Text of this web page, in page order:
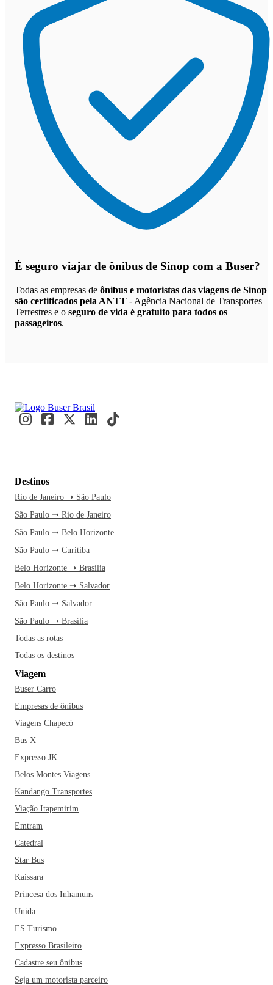
É seguro viajar de ônibus de Sinop com a Buser?
Todas as empresas de ônibus e motoristas das viagens de Sinop
são certificados pela ANTT - Agência Nacional de Transportes
Terrestres e o seguro de vida é gratuito para todos os
passageiros.
Destinos
Rio de Janeiro ➝ São Paulo
São Paulo ➝ Rio de Janeiro
São Paulo ➝ Belo Horizonte
São Paulo ➝ Curitiba
Belo Horizonte ➝ Brasília
Belo Horizonte ➝ Salvador
São Paulo ➝ Salvador
São Paulo ➝ Brasília
Todas as rotas
Todas os destinos
Viagem
Buser Carro
Empresas de ônibus
Viagens Chapecó
Bus X
Expresso JK
Belos Montes Viagens
Kandango Transportes
Viação Itapemirim
Emtram
Catedral
Star Bus
Kaissara
Princesa dos Inhamuns
Unida
ES Turismo
Expresso Brasileiro
Cadastre seu ônibus
Seja um motorista parceiro